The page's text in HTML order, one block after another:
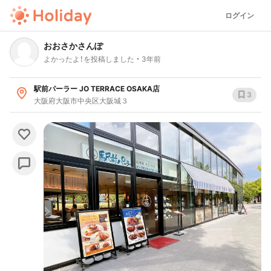
ログイン
おおさかさんぽ
よかったよ！を投稿しました 3年前
駅前パーラー JO TERRACE OSAKA店
大阪府大阪市中央区大阪城３
3